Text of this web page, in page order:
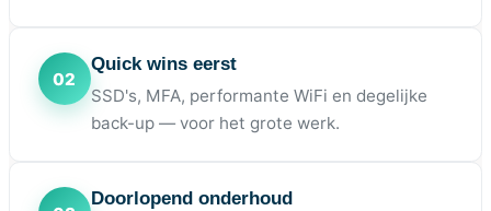
Quick wins eerst
SSD's, MFA, performante WiFi en degelijke
back-up — voor het grote werk.
Doorlopend onderhoud